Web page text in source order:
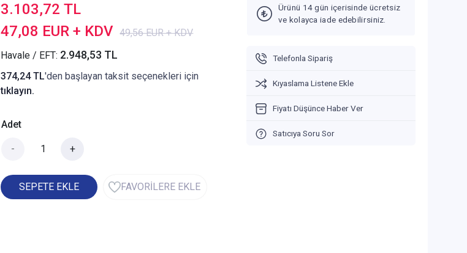
3.103,72 TL
47,08 EUR + KDV 49,56 EUR + KDV
Havale / EFT: 2.948,53 TL
374,24 TL'den başlayan taksit seçenekleri için
tıklayın.
Adet
- +
SEPETE EKLE FAVORİLERE EKLE
Ürünü 14 gün içerisinde ücretsiz
ve kolayca iade edebilirsiniz.
Telefonla Sipariş
Kıyaslama Listene Ekle
Fiyatı Düşünce Haber Ver
Satıcıya Soru Sor